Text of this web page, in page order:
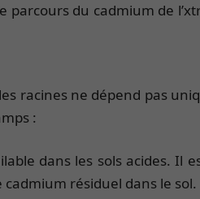
du cadmium de
racines ne dépend pas
:
dans les sols acides. Il
résiduel dans le sol.